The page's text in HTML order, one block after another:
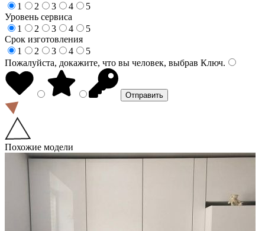
1
2 3 4
5
Уровень сервиса
1
2 3 4
5
Срок изготовления
1
2 3 4
5
Пожалуйста, докажите, что вы человек, выбрав Ключ.
Похожие модели